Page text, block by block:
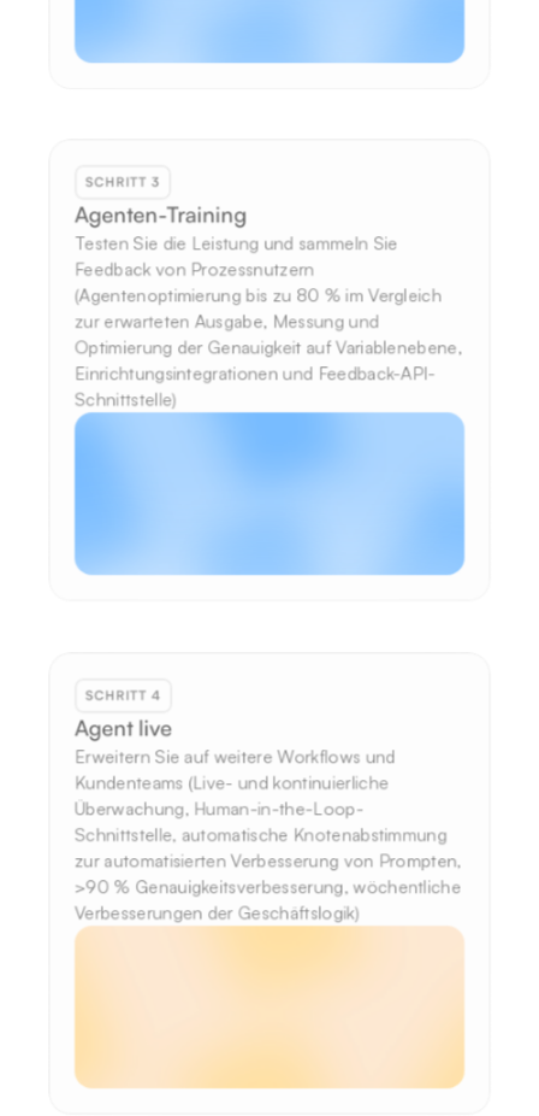
SCHRITT 3
Agenten-Training
Testen Sie die Leistung und sammeln Sie
Feedback von Prozessnutzern
(Agentenoptimierung bis zu 80 % im Vergleich
zur erwarteten Ausgabe, Messung und
Optimierung der Genauigkeit auf Variablenebene,
Einrichtungsintegrationen und Feedback-API-
Schnittstelle)
SCHRITT 4
Agent live
Erweitern Sie auf weitere Workflows und
Kundenteams (Live- und kontinuierliche
Überwachung, Human-in-the-Loop-
Schnittstelle, automatische Knotenabstimmung
zur automatisierten Verbesserung von Prompten,
>90 % Genauigkeitsverbesserung, wöchentliche
Verbesserungen der Geschäftslogik)